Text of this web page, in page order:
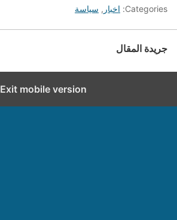
Categories: اخبار , سياسة
جريدة المقال
Exit mobile version